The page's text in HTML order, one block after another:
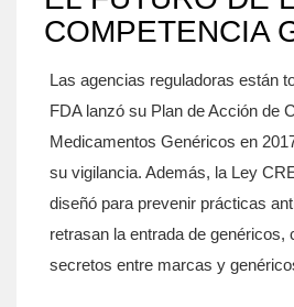
COMPETENCIA
Las agencias reguladoras están
FDA lanzó su Plan de Acción de
Medicamentos Genéricos en
su vigilancia. Además, la Ley
diseñó para prevenir prácticas
retrasan la entrada de genéricos,
secretos entre marcas y